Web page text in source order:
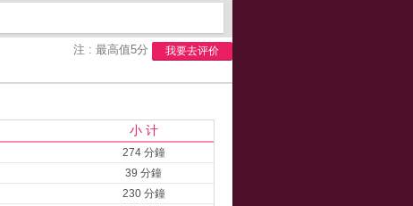
注 : 最高值5分 我要去评价
小 计
274 分鐘
39 分鐘
230 分鐘